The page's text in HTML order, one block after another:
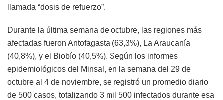
llamada “dosis de refuerzo”.
Durante la última semana de octubre, las regiones más
afectadas fueron Antofagasta (63,3%), La Araucanía
(40,8%), y el Biobío (40,5%). Según los informes
epidemiológicos del Minsal, en la semana del 29 de
octubre al 4 de noviembre, se registró un promedio diario
de 500 casos, totalizando 3 mil 500 infectados durante esa